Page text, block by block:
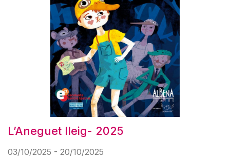
L’Aneguet lleig- 2025
03/10/2025 - 20/10/2025